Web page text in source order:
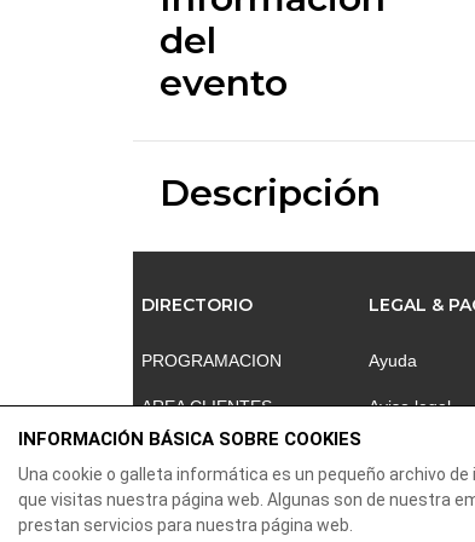
del
evento
Descripción
DIRECTORIO
PROGRAMACION
AREA CLIENTES
LEGAL &
Ayuda
Aviso legal
Contactar
INFORMACIÓN BÁSICA SOBRE COOKIES
Una cookie o galleta informática es un pequeño archivo
que visitas nuestra página web. Algunas son de nuestra
prestan servicios para nuestra página web.